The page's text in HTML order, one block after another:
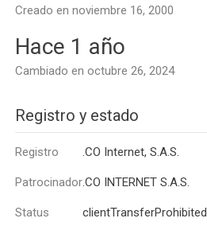
Creado en noviembre 16, 2000
Hace 1 año
Cambiado en octubre 26, 2024
Registro y estado
Registro .CO Internet, S.A.S.
Patrocinador.CO INTERNET S.A.S.
Status clientTransferProhibited